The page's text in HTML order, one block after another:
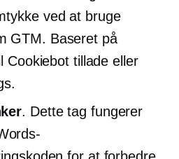
ved at bruge
GTM. Baseret på
Cookiebot tillade eller
. Dette tag fungerer